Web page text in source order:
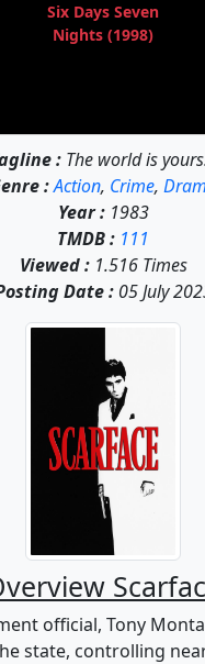
Six Days Seven
Nights (1998)
: The world is
:Action, Crime,
Year :1983
TMDB : 111
Viewed :1.516 Times
Date :05 July
official, Tony
state, controlling